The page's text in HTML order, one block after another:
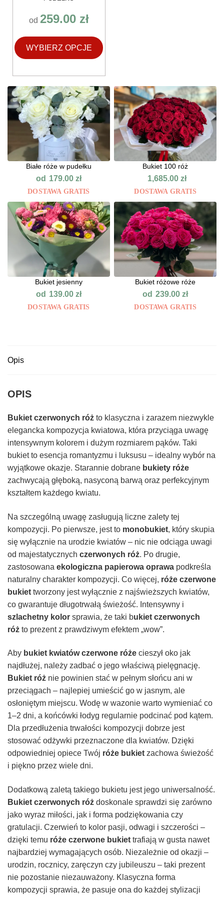
od 259.00 zł
WYBIERZ OPCJE
Białe róże w pudełku
od 179.00 zł
DOSTAWA GRATIS
Bukiet 100 róż
1,685.00 zł
DOSTAWA GRATIS
Bukiet jesienny
od 139.00 zł
DOSTAWA GRATIS
Bukiet różowe róże
od 239.00zł
DOSTAWA GRATIS
Opis
OPIS
Bukiet czerwonych róż to klasyczna i zarazem niezwykle
elegancka kompozycja kwiatowa, która przyciąga uwagę
intensywnym kolorem i dużym rozmiarem pąków. Taki
bukiet to esencja romantyzmu i luksusu – idealny wybór na
wyjątkowe okazje. Starannie dobrane bukiety róże
zachwycają głęboką, nasyconą barwą oraz perfekcyjnym
kształtem każdego kwiatu.
Na szczególną uwagę zasługują liczne zalety tej
kompozycji. Po pierwsze, jest to monobukiet, który skupia
się wyłącznie na urodzie kwiatów – nic nie odciąga uwagi
od majestatycznych czerwonych róż. Po drugie,
zastosowana ekologiczna papierowa oprawa podkreśla
naturalny charakter kompozycji. Co więcej, róże czerwone
bukiet tworzony jest wyłącznie z najświeższych kwiatów,
co gwarantuje długotrwałą świeżość. Intensywny i
szlachetny kolor sprawia, że taki bukiet czerwonych
róż to prezent z prawdziwym efektem „wow”.
Aby bukiet kwiatów czerwone róże cieszył oko jak
najdłużej, należy zadbać o jego właściwą pielęgnację.
Bukiet róż nie powinien stać w pełnym słońcu ani w
przeciągach – najlepiej umieścić go w jasnym, ale
osłoniętym miejscu. Wodę w wazonie warto wymieniać co
1–2 dni, a końcówki łodyg regularnie podcinać pod kątem.
Dla przedłużenia trwałości kompozycji dobrze jest
stosować odżywki przeznaczone dla kwiatów. Dzięki
odpowiedniej opiece Twój róże bukiet zachowa świeżość
i piękno przez wiele dni.
Dodatkową zaletą takiego bukietu jest jego uniwersalność.
Bukiet czerwonych róż doskonale sprawdzi się zarówno
jako wyraz miłości, jak i forma podziękowania czy
gratulacji. Czerwień to kolor pasji, odwagi i szczerości –
dzięki temu róże czerwone bukiet trafiają w gusta nawet
najbardziej wymagających osób. Niezależnie od okazji –
urodzin, rocznicy, zaręczyn czy jubileuszu – taki prezent
nie pozostanie niezauważony. Klasyczna forma
kompozycji sprawia, że pasuje ona do każdej stylizacji